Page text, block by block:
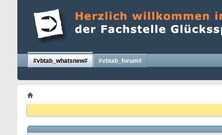
#vbtab_whatsnew# #vbtab_forum#